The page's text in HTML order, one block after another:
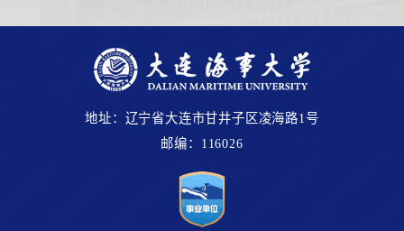
地址：辽宁省大连市甘井子区凌海路1号
邮编：116026